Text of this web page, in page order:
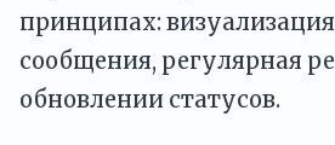
принципах:
сообщения, регулярная
обновлении статусов.